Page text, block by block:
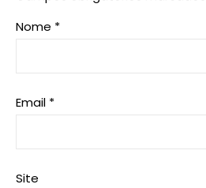
Nome *
Email *
Site